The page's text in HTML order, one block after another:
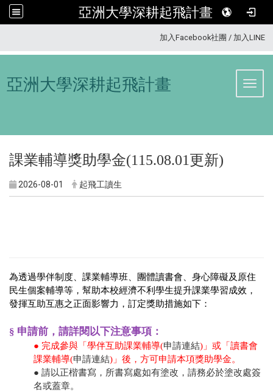
亞洲大學深耕起飛計畫
加入Facebook社團 / 加入LINE
亞洲大學深耕起飛計畫
課業輔導獎助學金(115.08.01更新)
2026-08-01 起飛工讀生
為透過學伴制度、課業輔導班、團體讀書會、身心障礙及原住
民生個案輔導等，幫助本校經濟不利學生提升課業學習成效，
發揮互助互惠之正面影響力，訂定獎助措施如下：
§ 申請前，請詳閱以下注意事項：
● 完成參與「學伴互助課業輔導(申請連結)」或 「讀書會
課業輔導(申請連結)」 後，方可申請本項獎助學金。
● 請以正楷書寫，所書寫處如有塗改，請務必於塗改處簽
名或蓋章。